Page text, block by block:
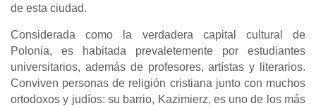
de esta ciudad.
Considerada como la verdadera capital cultural de
Polonia, es habitada prevaletemente por estudiantes
universitarios, además de profesores, artístas y literarios.
Conviven personas de religión cristiana junto con muchos
ortodoxos y judíos: su barrio, Kazimierz, es uno de los más